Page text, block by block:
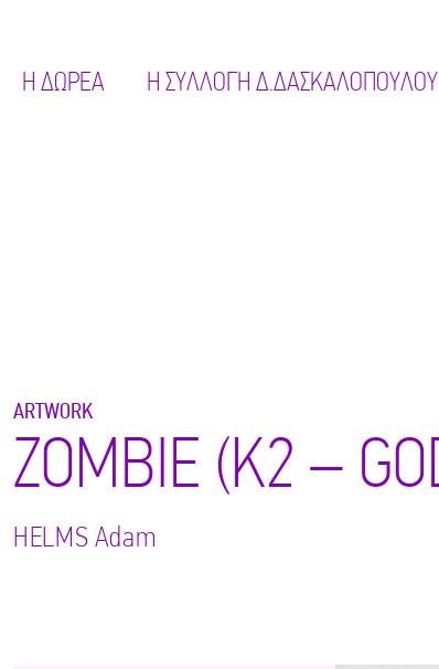
Η ΔΩΡΕΑ Η ΣΥΛΛΟΓΗ Δ.ΔΑΣΚΑΛΟΠΟΥΛΟΥ
ARTWORK
ZOMBIE (K2 –
HELMS Adam